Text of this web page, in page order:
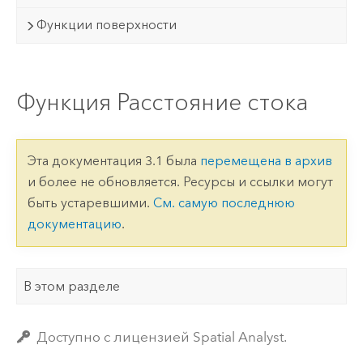
Функции поверхности
Функция Расстояние стока
Эта документация 3.1 была перемещена в архив
и более не обновляется. Ресурсы и ссылки могут
быть устаревшими. См. самую последнюю
документацию.
В этом разделе
Доступно с лицензией Spatial Analyst.